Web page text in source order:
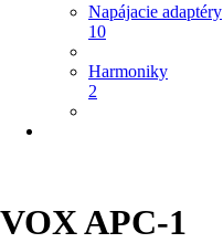
Napájacie adaptéry
10
Harmoniky
2
VOX APC-1